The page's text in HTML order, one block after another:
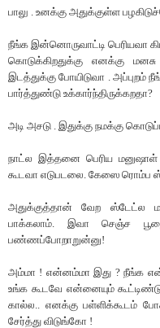
பாலு . உனக்கு அதுக்குள்ள
நீங்க இன்னொருவாட்டி பெரியவா
கொடுக்கிறதுக்கு எனக்கு
இடத்துக்கு போயிடுவா . அப்புறம்
பார்த்துண்டு உக்கார்ந்திருக்கறதா?
அடி அசடு . இதுக்கு நமக்கு
நாட்ல இத்தனை பெரிய மனுஷாள்
கூடவா எடுபடலை. கேஸை ரொம்ப
அதுக்குத்தான் வேற ஸ்டேட்ல
பாக்கலாம். இவா செஞ்ச
பண்ணப்போறாறுன்னு!
அம்மா ! என்னம்மா இது ? நீங்க
உங்க கூடவே என்னையும்
கால்ல.. எனக்கு பள்ளிக்கூடம்
சேர்த்து விடுங்கோ !